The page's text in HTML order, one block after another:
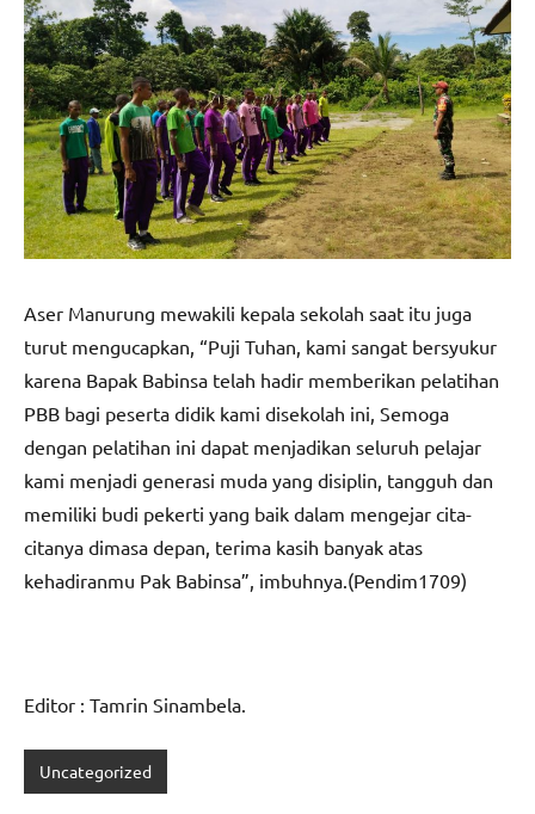
Aser Manurung mewakili kepala sekolah saat itu juga
turut mengucapkan, “Puji Tuhan, kami sangat bersyukur
karena Bapak Babinsa telah hadir memberikan pelatihan
PBB bagi peserta didik kami disekolah ini, Semoga
dengan pelatihan ini dapat menjadikan seluruh pelajar
kami menjadi generasi muda yang disiplin, tangguh dan
memiliki budi pekerti yang baik dalam mengejar cita-
citanya dimasa depan, terima kasih banyak atas
kehadiranmu Pak Babinsa”, imbuhnya.(Pendim1709)
Editor : Tamrin Sinambela.
Uncategorized